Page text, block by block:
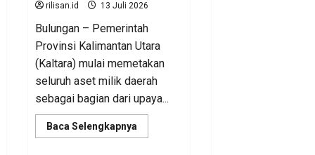
rilisan.id 13 Juli 2026
Bulungan – Pemerintah
Provinsi Kalimantan Utara
(Kaltara) mulai memetakan
seluruh aset milik daerah
sebagai bagian dari upaya...
Baca Selengkapnya
more